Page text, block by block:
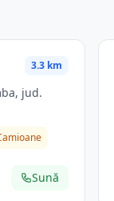
3.3 km
Sună